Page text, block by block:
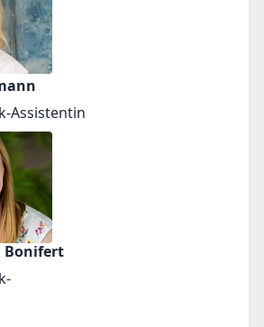
Assistentin
Bonifert